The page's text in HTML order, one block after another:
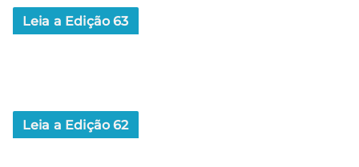
Leia a Edição 63
Leia a Edição 62